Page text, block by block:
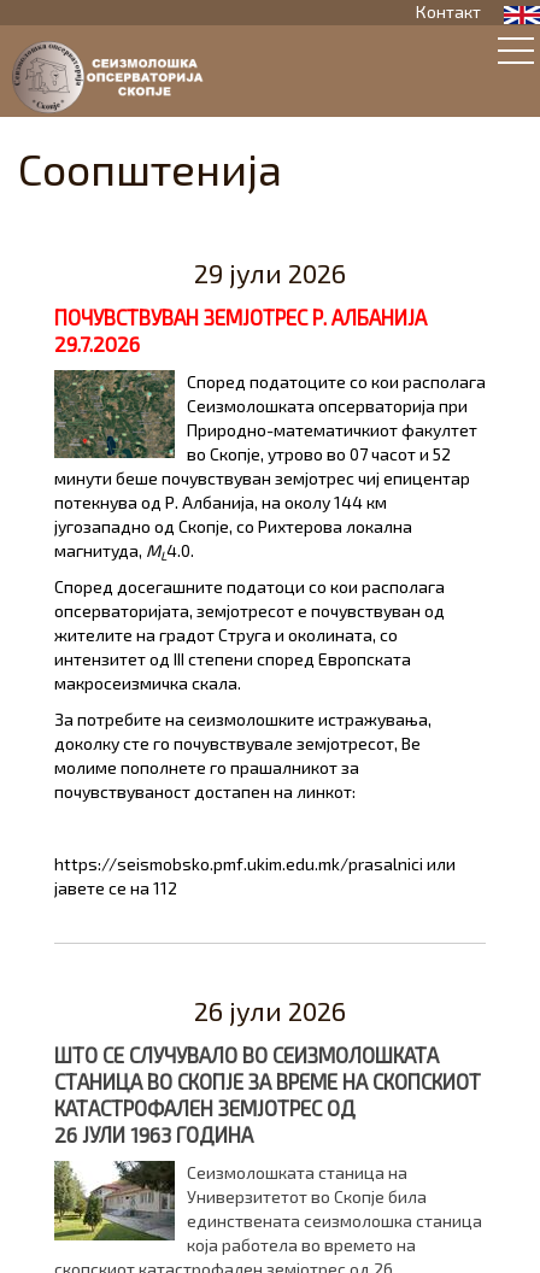
Контакт
Соопштенија
29 јули 2026
ПОЧУВСТВУВАН ЗЕМЈОТРЕС Р. АЛБАНИЈА
29.7.2026
Според податоците со кои располага
Сеизмолошката опсерваторија при
Природно-математичкиот факултет
во Скопје, утрово во 07 часот и 52
минути беше почувствуван земјотрес чиј епицентар
потекнува од Р. Албанија, на околу 144 км
југозападно од Скопје, со Рихтерова локална
магнитуда, ML4.0.
Според досегашните податоци со кои располага
опсерваторијата, земјотресот е почувствуван од
жителите на градот Струга и околината, со
интензитет од III степени според Европската
макросеизмичка скала.
За потребите на сеизмолошките истражувања,
доколку сте го почувствувале земјотресот, Ве
молиме пополнете го прашалникот за
почувствуваност достапен на линкот:
https://seismobsko.pmf.ukim.edu.mk/prasalnici или
јавете се на 112
26 јули 2026
ШТО СЕ СЛУЧУВАЛО ВО СЕИЗМОЛОШКАТА
СТАНИЦА ВО СКОПЈЕ ЗА ВРЕМЕ НА СКОПСКИОТ
КАТАСТРОФАЛЕН ЗЕМЈОТРЕС ОД
26 ЈУЛИ 1963 ГОДИНА
Сеизмолошката станица на
Универзитетот во Скопје била
единствената сеизмолошка станица
која работела во времето на
скопскиот катастрофален земјотрес од 26